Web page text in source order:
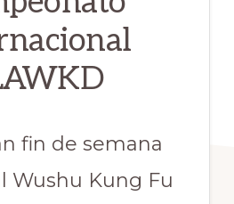
fin de semana
Wushu Kung Fu